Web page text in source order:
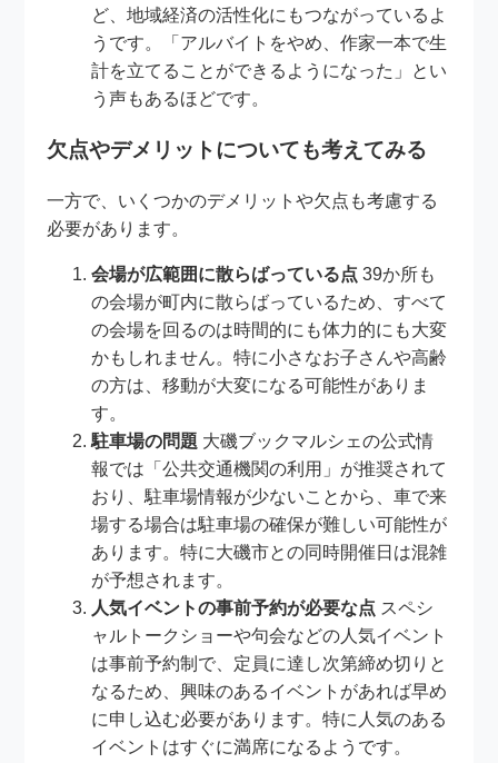
ど、地域経済の活性化にもつながっているよ
うです。「アルバイトをやめ、作家一本で生
計を立てることができるようになった」とい
う声もあるほどです。
欠点やデメリットについても考えてみる
一方で、いくつかのデメリットや欠点も考慮する
必要があります。
会場が広範囲に散らばっている点 39か所も
の会場が町内に散らばっているため、すべて
の会場を回るのは時間的にも体力的にも大変
かもしれません。特に小さなお子さんや高齢
の方は、移動が大変になる可能性がありま
す。
駐車場の問題 大磯ブックマルシェの公式情
報では「公共交通機関の利用」が推奨されて
おり、駐車場情報が少ないことから、車で来
場する場合は駐車場の確保が難しい可能性が
あります。特に大磯市との同時開催日は混雑
が予想されます。
人気イベントの事前予約が必要な点 スペシ
ャルトークショーや句会などの人気イベント
は事前予約制で、定員に達し次第締め切りと
なるため、興味のあるイベントがあれば早め
に申し込む必要があります。特に人気のある
イベントはすぐに満席になるようです。